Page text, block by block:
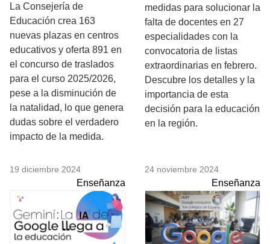
La Consejería de
Educación crea 163
nuevas plazas en centros
educativos y oferta 891 en
el concurso de traslados
para el curso 2025/2026,
pese a la disminución de
la natalidad, lo que genera
dudas sobre el verdadero
impacto de la medida.
medidas para solucionar la
falta de docentes en 27
especialidades con la
convocatoria de listas
extraordinarias en febrero.
Descubre los detalles y la
importancia de esta
decisión para la educación
en la región.
19 diciembre 2024
Enseñanza
24 noviembre 2024
Enseñanza